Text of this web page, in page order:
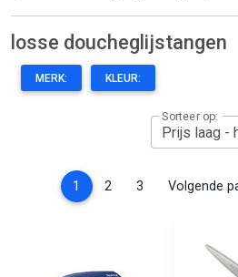
losse doucheglijstangen
MERK: KLEUR:
Sorteer op:
1 (current)
2 3 Volgende